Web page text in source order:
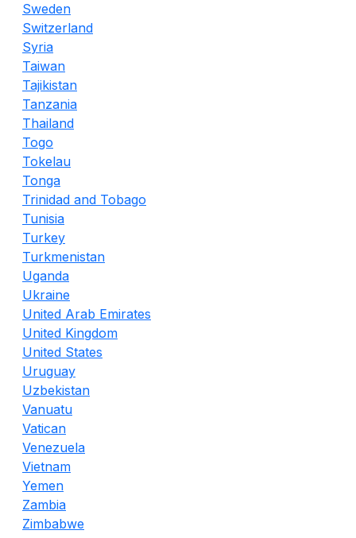
Sweden
Switzerland
Syria
Taiwan
Tajikistan
Tanzania
Thailand
Togo
Tokelau
Tonga
Trinidad and Tobago
Tunisia
Turkey
Turkmenistan
Uganda
Ukraine
United Arab Emirates
United Kingdom
United States
Uruguay
Uzbekistan
Vanuatu
Vatican
Venezuela
Vietnam
Yemen
Zambia
Zimbabwe